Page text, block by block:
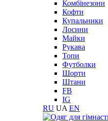
Комбінезони
Кофти
Купальники
Лосини
Майки
Рукава
Топи
Футболки
Шорти
Штани
FB
IG
RU UA EN